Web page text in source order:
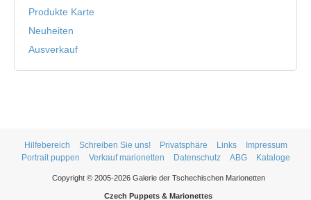
Produkte Karte
Neuheiten
Ausverkauf
Hilfebereich Schreiben Sie uns! Privatsphäre Links
Impressum
Portrait puppen
Verkauf marionetten Datenschutz ABG Kataloge
Copyright © 2005-2026 Galerie der Tschechischen Marionetten
Czech Puppets & Marionettes